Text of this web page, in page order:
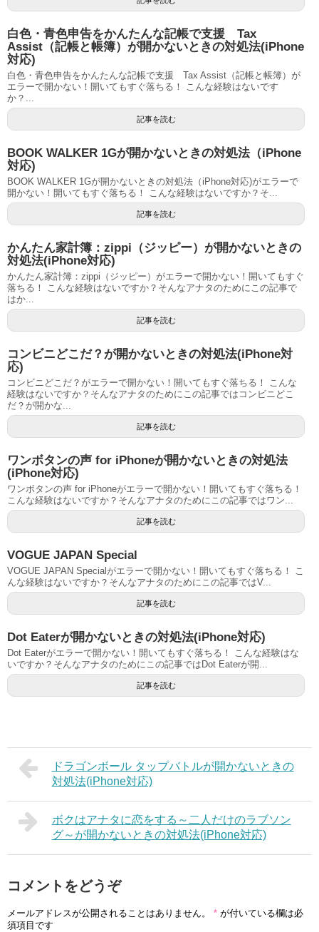
白色・青色申告をかんたんな記帳で支援 Tax
Assist（記帳と帳簿）が開かないときの対処法(iPhone
対応)
白色・青色申告をかんたんな記帳で支援 Tax Assist（記帳と帳簿）が
エラーで開かない！開いてもすぐ落ちる！ こんな経験はないです
か？...
記事を読む
BOOK WALKER 1Gが開かないときの対処法（iPhone
対応)
BOOK WALKER 1Gが開かないときの対処法（iPhone対応)がエラーで
開かない！開いてもすぐ落ちる！ こんな経験はないですか？そ...
記事を読む
かんたん家計簿：zippi（ジッピー）が開かないときの
対処法(iPhone対応)
かんたん家計簿：zippi（ジッピー）がエラーで開かない！開いてもすぐ
落ちる！ こんな経験はないですか？そんなアナタのためにこの記事で
はか...
記事を読む
コンビニどこだ？が開かないときの対処法(iPhone対
応)
コンビニどこだ？がエラーで開かない！開いてもすぐ落ちる！ こんな
経験はないですか？そんなアナタのためにこの記事ではコンビニどこ
だ？が開かな...
記事を読む
ワンボタンの声 for iPhoneが開かないときの対処法
(iPhone対応)
ワンボタンの声 for iPhoneがエラーで開かない！開いてもすぐ落ちる！
こんな経験はないですか？そんなアナタのためにこの記事ではワン...
記事を読む
VOGUE JAPAN Special
VOGUE JAPAN Specialがエラーで開かない！開いてもすぐ落ちる！ こ
んな経験はないですか？そんなアナタのためにこの記事ではV...
記事を読む
Dot Eaterが開かないときの対処法(iPhone対応)
Dot Eaterがエラーで開かない！開いてもすぐ落ちる！ こんな経験はな
いですか？そんなアナタのためにこの記事ではDot Eaterが開...
記事を読む
ドラゴンボール タップバトルが開かないときの
対処法(iPhone対応)
ボクはアナタに恋をする～二人だけのラブソン
グ～が開かないときの対処法(iPhone対応)
コメントをどうぞ
メールアドレスが公開されることはありません。 * が付いている欄は必
須項目です